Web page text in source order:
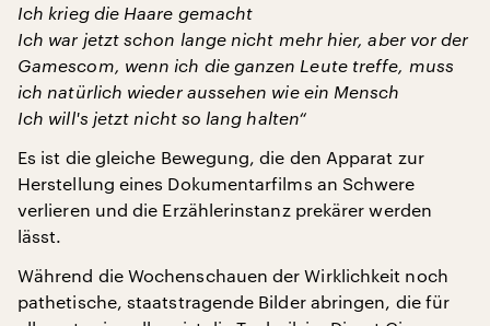
Ich krieg die Haare gemacht
Ich war jetzt schon lange nicht mehr hier, aber vor der
Gamescom, wenn ich die ganzen Leute treffe, muss
ich natürlich wieder aussehen wie ein Mensch
Ich will's jetzt nicht so lang halten“
Es ist die gleiche Bewegung, die den Apparat zur
Herstellung eines Dokumentarfilms an Schwere
verlieren und die Erzählerinstanz prekärer werden
lässt.
Während die Wochenschauen der Wirklichkeit noch
pathetische, staatstragende Bilder abringen, die für